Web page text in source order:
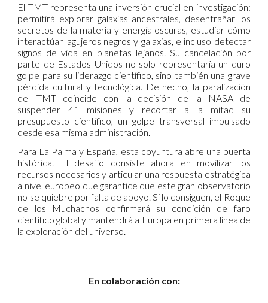
El TMT representa una inversión crucial en investigación:
permitirá explorar galaxias ancestrales, desentrañar los
secretos de la materia y energía oscuras, estudiar cómo
interactúan agujeros negros y galaxias, e incluso detectar
signos de vida en planetas lejanos. Su cancelación por
parte de Estados Unidos no solo representaría un duro
golpe para su liderazgo científico, sino también una grave
pérdida cultural y tecnológica. De hecho, la paralización
del TMT coincide con la decisión de la NASA de
suspender 41 misiones y recortar a la mitad su
presupuesto científico, un golpe transversal impulsado
desde esa misma administración
Para La Palma y España, esta coyuntura abre una puerta
histórica. El desafío consiste ahora en movilizar los
recursos necesarios y articular una respuesta estratégica
a nivel europeo que garantice que este gran observatorio
no se quiebre por falta de apoyo. Si lo consiguen, el Roque
de los Muchachos confirmará su condición de faro
científico global y mantendrá a Europa en primera línea de
la exploración del universo.
En colaboración con: